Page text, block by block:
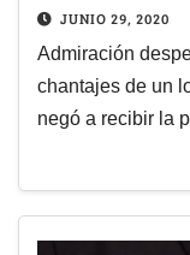
JUNIO 29, 2020
Admiración
chantajes de un
negó a recibir la